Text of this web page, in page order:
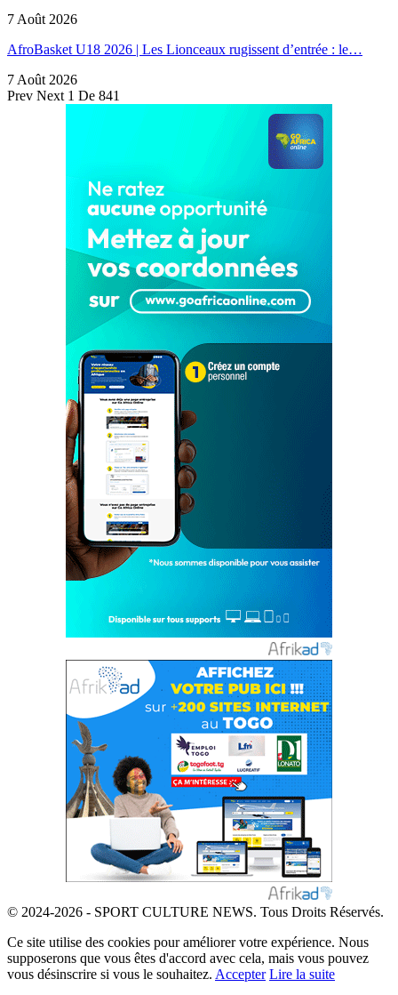
7 Août 2026
AfroBasket U18 2026 | Les Lionceaux rugissent d’entrée : le…
7 Août 2026
Prev Next 1 De 841
© 2024-2026 - SPORT CULTURE NEWS. Tous Droits Réservés.
Ce site utilise des cookies pour améliorer votre expérience. Nous
supposerons que vous êtes d'accord avec cela, mais vous pouvez
vous désinscrire si vous le souhaitez. Accepter Lire la suite